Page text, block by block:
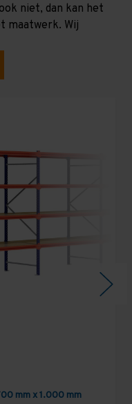
niet, dan kan het
maatwerk. Wij
mm x 1.000 mm